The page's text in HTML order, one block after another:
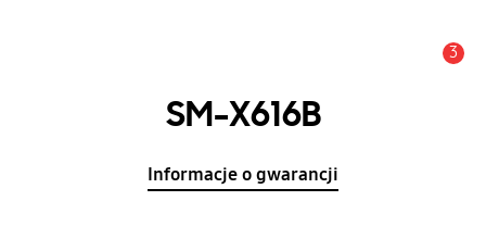
3
SM-X616B
Informacje o gwarancji